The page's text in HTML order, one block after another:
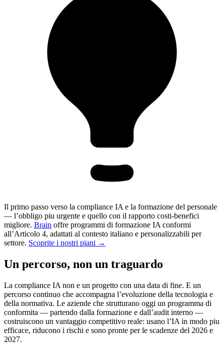
Il primo passo verso la compliance IA e la formazione del personale
— l’obbligo piu urgente e quello con il rapporto costi-benefici
migliore. Brain offre programmi di formazione IA conformi
all’Articolo 4, adattati al contesto italiano e personalizzabili per
settore. Scoprite i nostri piani →
Un percorso, non un traguardo
La compliance IA non e un progetto con una data di fine. E un
percorso continuo che accompagna l’evoluzione della tecnologia e
della normativa. Le aziende che strutturano oggi un programma di
conformita — partendo dalla formazione e dall’audit interno —
costruiscono un vantaggio competitivo reale: usano l’IA in modo piu
efficace, riducono i rischi e sono pronte per le scadenze del 2026 e
2027.